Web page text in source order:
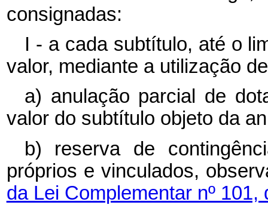
consignadas:
I - a cada subtítulo, até o
valor, mediante a utilização
a) anulação parcial de
valor do subtítulo objeto da
b) reserva de
próprios e vinculados,
da Lei Complementar nº 101,